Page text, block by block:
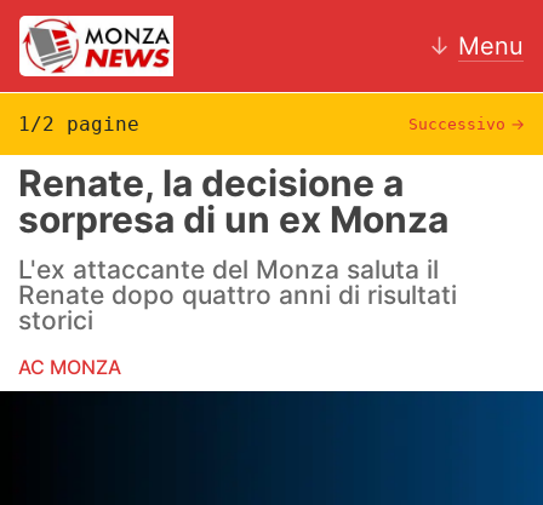
↓ Menu
News
AC Monza
Calcio
Motori
1/2 pagine Successivo →
Renate, la decisione a
sorpresa di un ex Monza
L'ex attaccante del Monza saluta il
Renate dopo quattro anni di risultati
storici
AC MONZA